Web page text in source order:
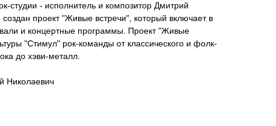
студии - исполнитель и композитор Дмитрий
создан проект "Живые встречи", который включает в
и концертные программы. Проект "Живые
"Стимул" рок-команды от классического и фолк-
до хэви-металл.
Николаевич